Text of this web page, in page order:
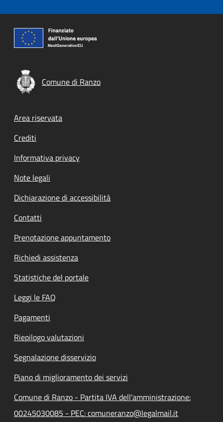
Comune di Ranzo
Footer menu
Area riservata
Crediti
Informativa privacy
Note legali
Dichiarazione di accessibilità
Contatti
Prenotazione appuntamento
Richiedi assistenza
Statistiche del portale
Leggi le FAQ
Pagamenti
Riepilogo valutazioni
Segnalazione disservizio
Piano di miglioramento dei servizi
Comune di Ranzo - Partita IVA dell'amministrazione:
00245030085 - PEC: comuneranzo@legalmail.it